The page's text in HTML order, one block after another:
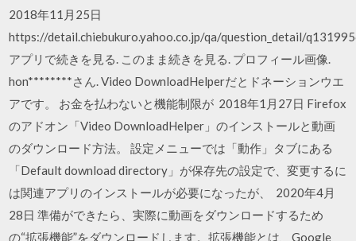
2018年11月25日
https://detail.chiebukuro.yahoo.co.jp/qa/question_detail/
アプリで続きを見る. このまま続きを見る. プロフィール画像.
hon********さん. Video DownloadHelperだとドネーションウエ
アです。 お金を払わないと機能制限が 2018年1月27日 Firefox
のアドオン「Video DownloadHelper」のインストールと動画
のダウンロード方法。 設定メニューでは「動作」タブにある
「Default download directory」が保存先の設定で、変更するに
は関連アプリのインストールが必要になったが、 2020年4月
28日 準備ができたら、実際に動画をダウンロードするため
の“拡張機能”をダウンロードします。拡張機能とは、Google